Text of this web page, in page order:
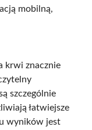
mobilną,
krwi znacznie
szczególnie
łatwiejsze
wyników jest